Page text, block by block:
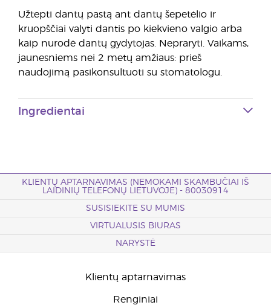
Užtepti dantų pastą ant dantų šepetėlio ir
kruopščiai valyti dantis po kiekvieno valgio arba
kaip nurodė dantų gydytojas. Nepraryti. Vaikams,
jaunesniems nei 2 metų amžiaus: prieš
naudojimą pasikonsultuoti su stomatologu.
Ingredientai
KLIENTŲ APTARNAVIMAS (NEMOKAMI SKAMBUČIAI IŠ
LAIDINIŲ TELEFONŲ LIETUVOJE) - 80030914
SUSISIEKITE SU MUMIS
VIRTUALUSIS BIURAS
NARYSTĖ
Klientų aptarnavimas
Renginiai